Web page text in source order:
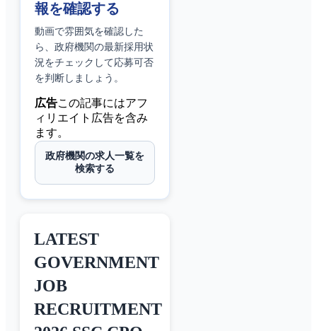
報を確認する
動画で雰囲気を確認した
ら、 政府機関の最新採用状
況をチェックして応募可否
を判断しましょう。
広告この記事にはアフ
ィリエイト広告を含み
ます。
政府機関の求人一覧を
検索する
LATEST
GOVERNMENT
JOB
RECRUITMENT